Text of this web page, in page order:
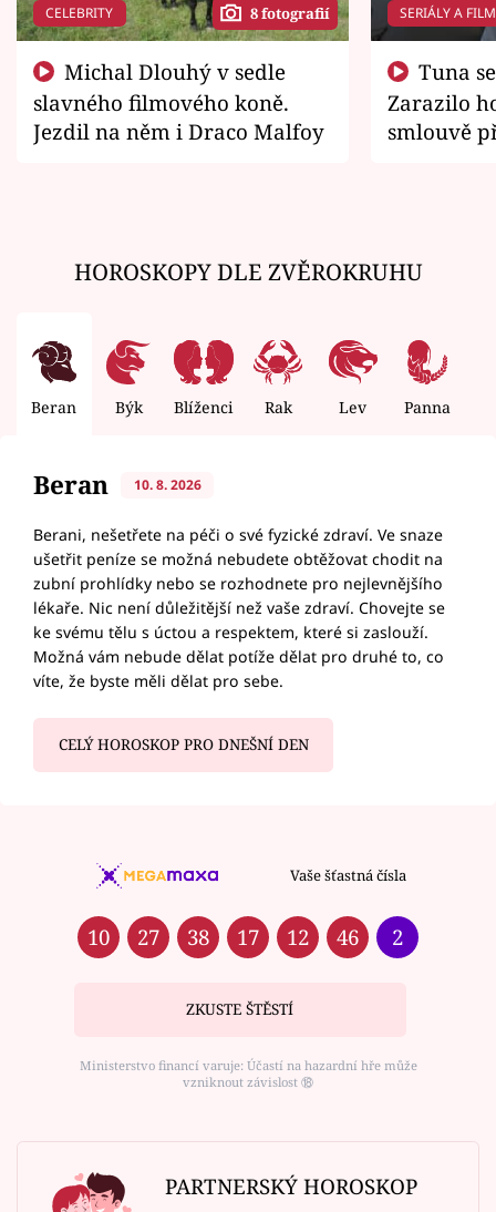
CELEBRITY 8 fotografií
slavného filmového koně.
Jezdil na něm i Draco Malfoy
SERIÁLY A
Zarazilo
smlouvě
HOROSKOPY DLE ZVĚROKRUHU
Beran Býk Blíženci Rak Lev Panna
Beran 10. 8. 2026
Berani, nešetřete na péči o své fyzické zdraví. Ve snaze
ušetřit peníze se možná nebudete obtěžovat chodit na
zubní prohlídky nebo se rozhodnete pro nejlevnějšího
lékaře. Nic není důležitější než vaše zdraví. Chovejte se
ke svému tělu s úctou a respektem, které si zaslouží.
Možná vám nebude dělat potíže dělat pro druhé to, co
víte, že byste měli dělat pro sebe.
CELÝ HOROSKOP PRO DNEŠNÍ DEN
Vaše šťastná čísla
10 27 38 17 12 46 2
ZKUSTE ŠTĚSTÍ
Ministerstvo financí varuje: Účastí na hazardní hře může
vzniknout závislost ⑱
PARTNERSKÝ HOROSKOP